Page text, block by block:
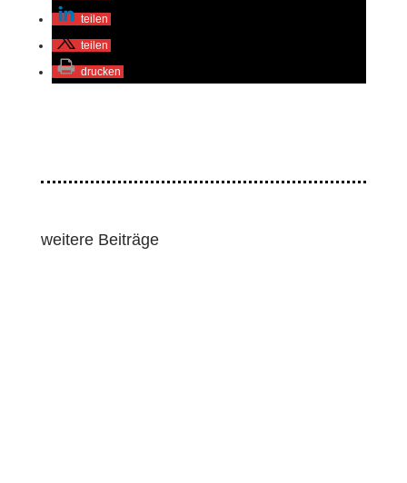
teilen
teilen
drucken
weitere Beiträge